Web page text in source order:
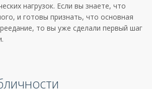
нагрузок. Если вы знаете, что
и готовы признать, что основная
то вы уже сделали первый шаг